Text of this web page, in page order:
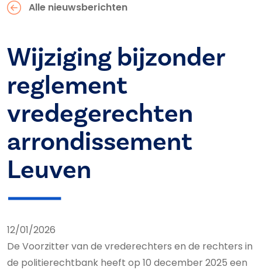
Alle nieuwsberichten
Wijziging bijzonder
reglement
vredegerechten
arrondissement
Leuven
12/01/2026
De Voorzitter van de vrederechters en de rechters in
de politierechtbank heeft op 10 december 2025 een